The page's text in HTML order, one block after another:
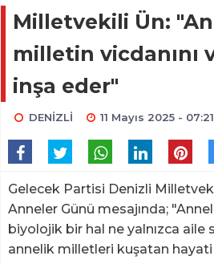
Milletvekili Ün:
milletin vicdanını
inşa eder"
DENİZLİ 11 Mayıs 2025 - 07:21
Gelecek Partisi Denizli
Anneler Günü mesajında;
biyolojik bir hal ne yalnızca aile
annelik milletleri kuşatan